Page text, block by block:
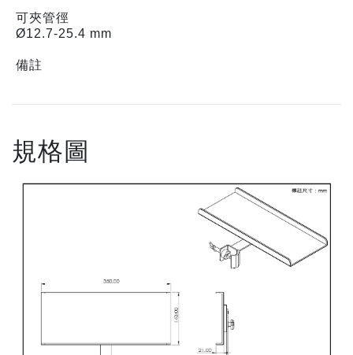
可夾管徑
Ø12.7-25.4 mm
備註
規格圖